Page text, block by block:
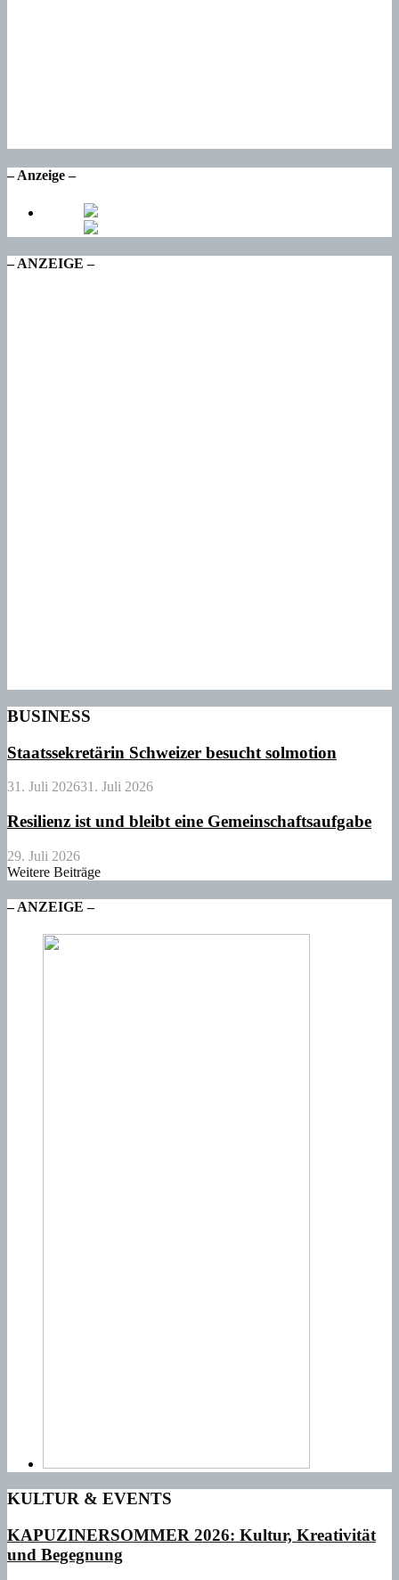
– Anzeige –
– ANZEIGE –
BUSINESS
Staatssekretärin Schweizer besucht solmotion
31. Juli 202631. Juli 2026
Resilienz ist und bleibt eine Gemeinschaftsaufgabe
29. Juli 2026
Weitere Beiträge
– ANZEIGE –
KULTUR & EVENTS
KAPUZINERSOMMER 2026: Kultur, Kreativität
und Begegnung